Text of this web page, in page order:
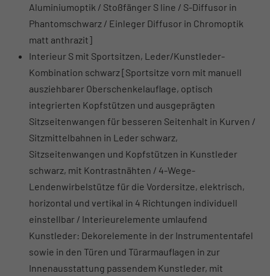
Aluminiumoptik / Stoßfänger S line / S-Diffusor in
Phantomschwarz / Einleger Diffusor in Chromoptik
matt anthrazit]
Interieur S mit Sportsitzen, Leder/Kunstleder-
Kombination schwarz [Sportsitze vorn mit manuell
ausziehbarer Oberschenkelauflage, optisch
integrierten Kopfstützen und ausgeprägten
Sitzseitenwangen für besseren Seitenhalt in Kurven /
Sitzmittelbahnen in Leder schwarz,
Sitzseitenwangen und Kopfstützen in Kunstleder
schwarz, mit Kontrastnähten / 4-Wege-
Lendenwirbelstütze für die Vordersitze, elektrisch,
horizontal und vertikal in 4 Richtungen individuell
einstellbar / Interieurelemente umlaufend
Kunstleder: Dekorelemente in der Instrumententafel
sowie in den Türen und Türarmauflagen in zur
Innenausstattung passendem Kunstleder, mit